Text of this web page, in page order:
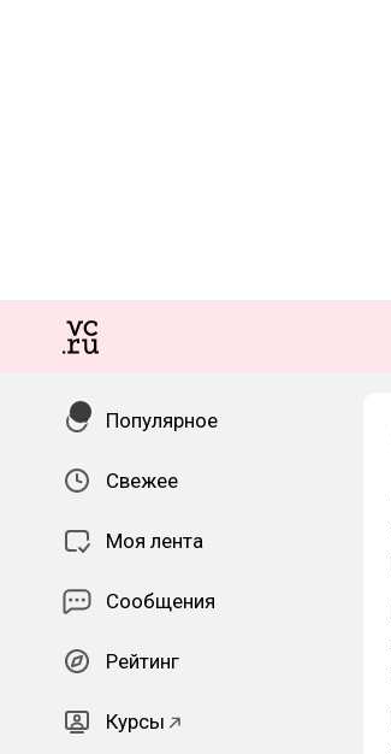
Популярное
Свежее
Моя лента
Сообщения
Рейтинг
Курсы